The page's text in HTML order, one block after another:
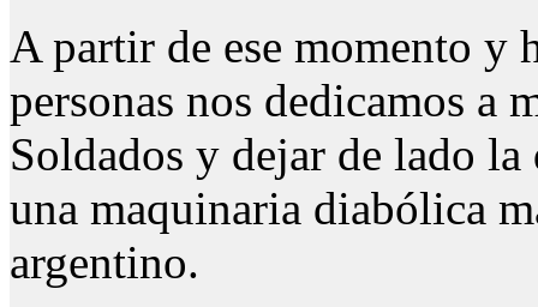
A partir de ese momento y
personas nos dedicamos a
Soldados y dejar de lado
una maquinaria diabólica
argentino.